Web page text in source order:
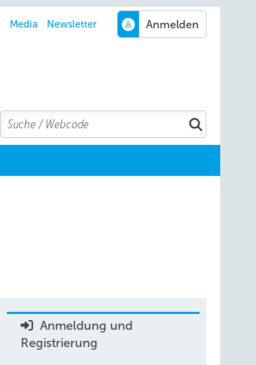
Media Newsletter
Search
Suchen
Anmeldung und
Registrierung